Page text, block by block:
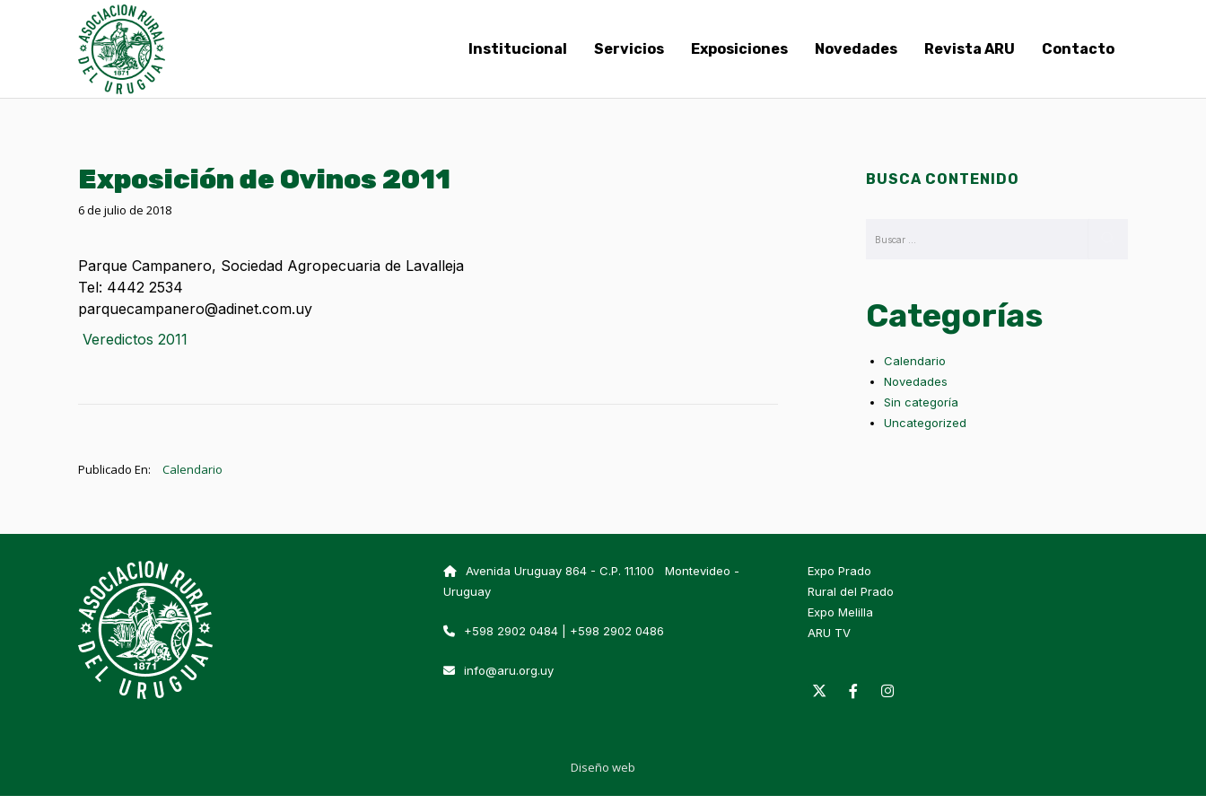
Institucional Servicios Exposiciones Novedades Revista ARU Contacto
Exposición de Ovinos 2011
6 de julio de 2018
Parque Campanero, Sociedad Agropecuaria de Lavalleja
Tel: 4442 2534
parquecampanero@adinet.com.uy
Veredictos 2011
Publicado En: Calendario
BUSCA CONTENIDO
Categorías
Calendario
Novedades
Sin categoría
Uncategorized
Avenida Uruguay 864 - C.P. 11.100 Montevideo -
Uruguay
+598 2902 0484 | +598 2902 0486
info@aru.org.uy
Expo Prado
Rural del Prado
Expo Melilla
ARU TV
Diseño web